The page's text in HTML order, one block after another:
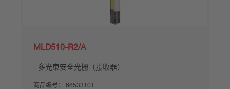
MLD510-R2/A
多光束安全光栅（接收器）
商品编号： 66533101